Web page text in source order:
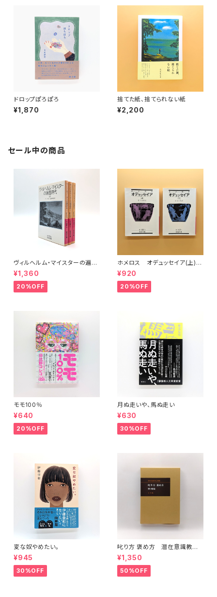
ドロップぽろぽろ
¥1,870
捨てた紙、捨てられない紙
¥2,200
セール中の商品
ヴィルヘルム・マイスターの遍歴
時代 (上)(中)(下)（岩波文庫）
¥1,360
20%OFF
ホメロス オデュッセイア(上)
(下) （岩波文庫）
¥920
20%OFF
モモ100％
¥640
20%OFF
月ぬ走いや、馬ぬ走い
¥630
30%OFF
変な奴やめたい。
¥945
30%OFF
叱り方 褒め方 潜在意識教育
法叢書
¥1,350
50%OFF